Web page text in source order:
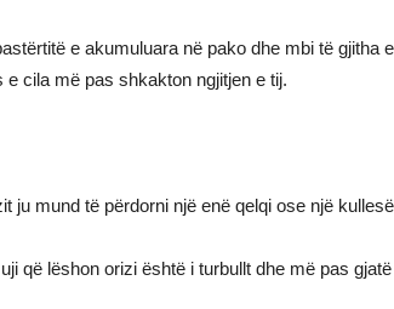
e akumuluara në pako dhe mbi të gjitha
cila më pas shkakton ngjitjen e tij.
ju mund të përdorni një enë qelqi ose një
që lëshon orizi është i turbullt dhe më pas